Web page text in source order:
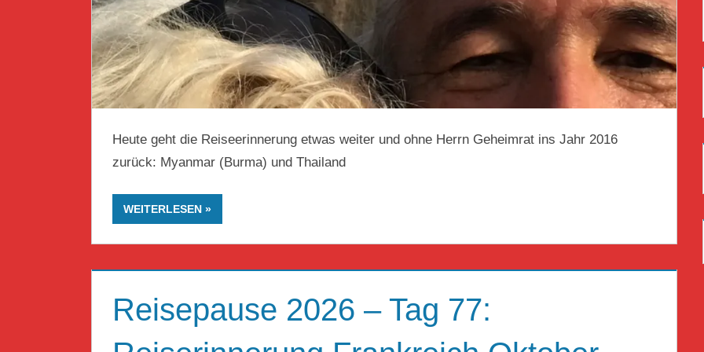
Heute geht die Reiseerinnerung etwas weiter und ohne Herrn Geheimrat ins Jahr 2016
zurück: Myanmar (Burma) und Thailand
WEITERLESEN
Reisepause 2026 – Tag 77: